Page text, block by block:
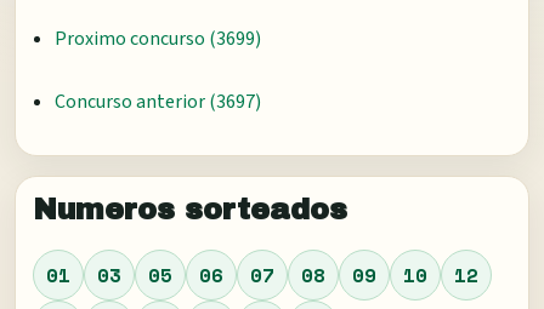
Proximo concurso (3699)
Concurso anterior (3697)
Numeros sorteados
01 03 05 06 07 08 09 10
12